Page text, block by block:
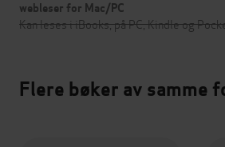
webleser for Mac/PC
Kan leses i iBooks, på PC, Kindle og
Flere bøker av samme